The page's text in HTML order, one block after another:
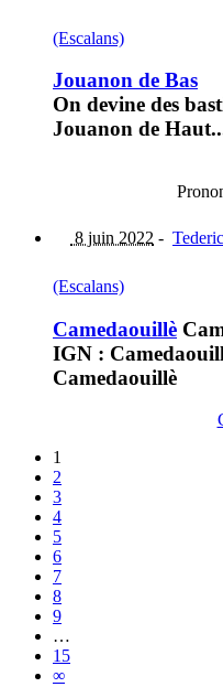
(Escalans)
Jouanon de Bas
On devine des
Jouanon de
8 juin 2022 -
(Escalans)
Camedaouillè
IGN :
Camedaouillè
1
2
3
4
5
6
7
8
9
…
15
∞